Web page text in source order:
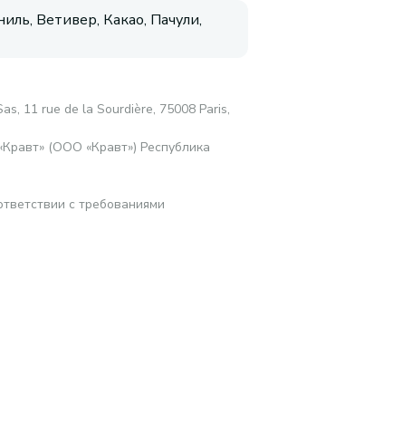
Ветивер, Какао, Пачули,
11 rue de la Sourdière, 75008 Paris,
(ООО «Кравт») Республика
с требованиями